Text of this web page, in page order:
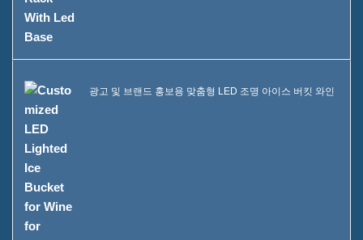
광고 및 브랜드 홍보용 맞춤형 LED 조명 아이스 버킷 와인